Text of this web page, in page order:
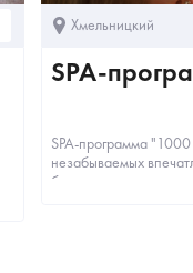
Хмельницкий
SPA-
SPA-программа
незабываемых
близкому человеку